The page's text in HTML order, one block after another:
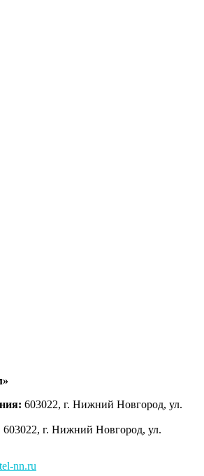
603022, г. Нижний Новгород, ул.
603022, г. Нижний Новгород, ул.
nn.ru